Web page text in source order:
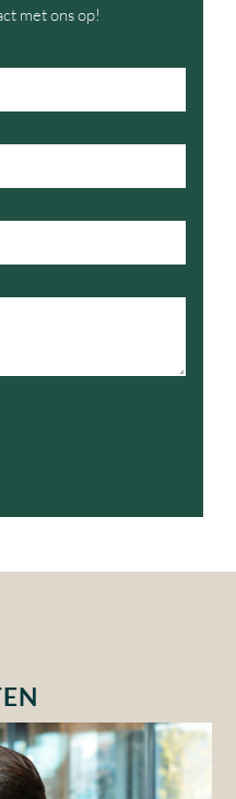
met ons op!